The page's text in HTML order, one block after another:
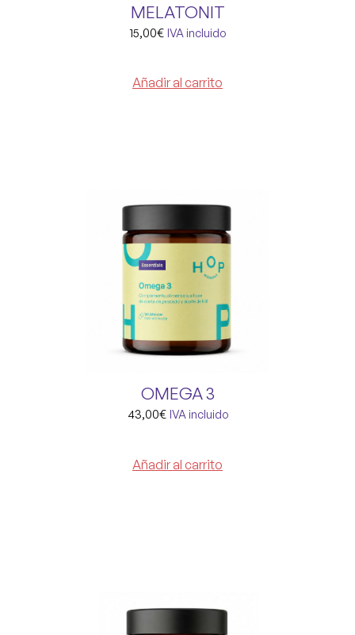
MELATONIT
15,00€ IVA incluido
Añadir al carrito
OMEGA 3
43,00€ IVA incluido
Añadir al carrito